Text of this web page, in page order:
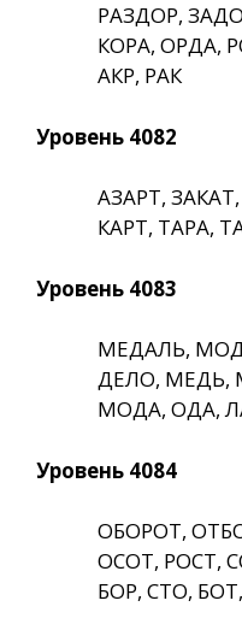
РАЗДОР,
КОРА, ОРДА,
АКР, РАК
Уровень 4082
АЗАРТ,
КАРТ, ТАРА,
Уровень 4083
МЕДАЛЬ,
ДЕЛО, МЕДЬ,
МОДА, ОДА,
Уровень 4084
ОБОРОТ,
ОСОТ, РОСТ,
БОР, СТО,